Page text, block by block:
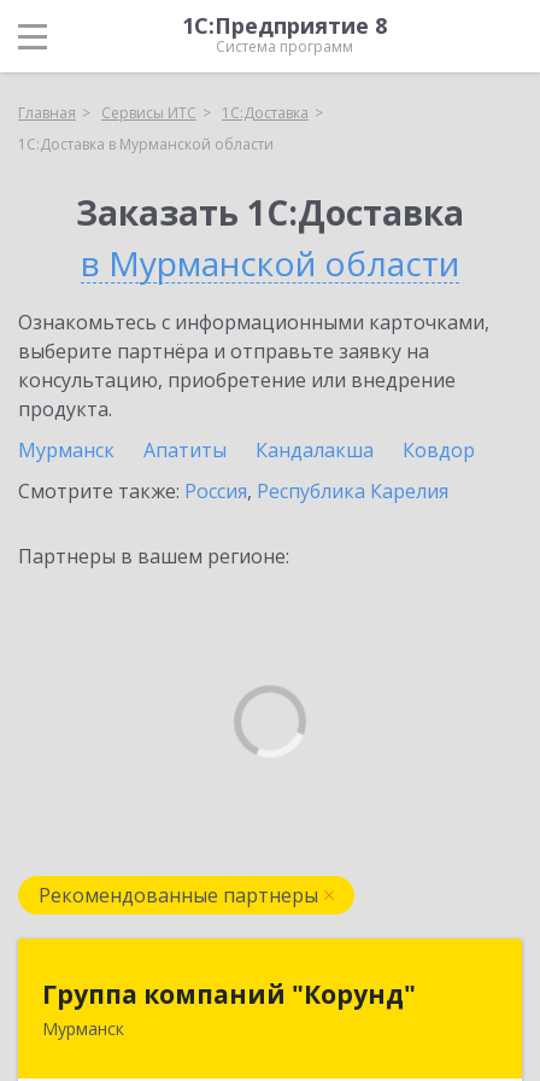
1С:Предприятие 8
Система программ
Главная Сервисы ИТС
1С:Доставка
1С:Доставка в Мурманской области
Заказать 1С:Доставка
в Мурманской области
Ознакомьтесь с информационными карточками,
выберите партнёра и отправьте заявку на
консультацию, приобретение или внедрение
продукта.
Мурманск
Апатиты Кандалакша
Ковдор
Смотрите также: Россия, Республика Карелия
Партнеры в вашем регионе:
Рекомендованные партнеры
Группа компаний "Корунд"
Мурманск
Группа компаний "Корунд"
183025, Мурманская обл, Мурманск г, Тарана